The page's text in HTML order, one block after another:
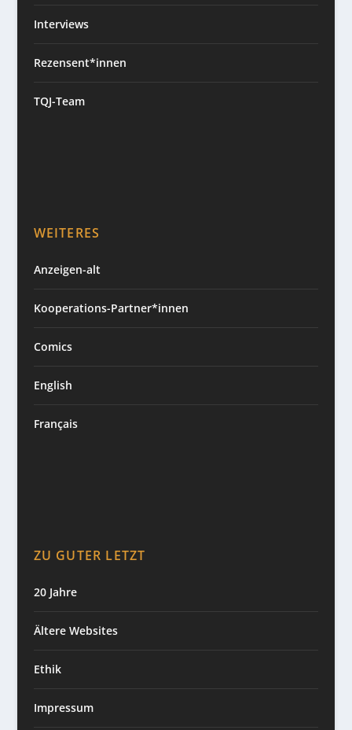
Interviews
Rezensent*innen
TQJ-Team
WEITERES
Anzeigen-alt
Kooperations-Partner*innen
Comics
English
Français
ZU GUTER LETZT
20 Jahre
Ältere Websites
Ethik
Impressum